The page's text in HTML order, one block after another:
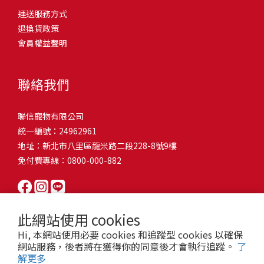
此網站使用 cookies
Hi, 本網站使用必要 cookies 和追蹤型 cookies 以確保
網站服務，後者將在獲得你的同意後才會執行追蹤。 了
解更多
和獨立能力。 幼犬訓練常見問題Q1: 幾個月大的幼犬最適合開始訓
練？A: 訓練可從幼犬到家首日開始（約8-10週大）。3-16週是社會
化黃金期，每次訓練控制在5-10分鐘內。Q2: 幼犬如廁訓練需要多久
屬啃咬玩具作替代品，發現不當啃咬時堅定說「不」，並引導至適
尿尿？A: 建立固定如廁時間表，成功時立即獎勵。限制活動範圍並
密切監督。意外發生時不責罵，使用專用除臭劑徹底清理。Q5: 幼犬
一直吠叫怎麼辦？A: 找出原因（尋求注意力、警戒、焦慮）。訓練
「安靜」指令，停止吠叫時獎勵。避免對吠叫作出反應，確保充分
向獎勵比懲罰更有效且健康。懲罰可能導致恐懼或攻擊行為，破壞
狗狗怎麼辦？A: 循序漸進社交化，從友善成犬開始。不強迫互動，
正面經驗後給予獎勵。考慮參加專業幼犬社交課程。Q8: 幼犬分離焦
慮要如何處理？A: 練習短暫分離，逐漸延長。離開和返家時保持低
調。提供能分散注意力的玩具，建立可預測的離家儀式。每隻幼犬
熱，水分流失快，腸道可能變得敏感，導致糞便變軟或拉稀。如果
換季時沒有適當調整環境，貓咪的腸胃就可能跟著「鬧脾氣」。冬
天注意保暖，提供暖墊、厚毯，避免冷風直吹。夏天補充水分，可
像是開冷氣又突然關掉，容易讓貓咪腸胃受影響。重點提醒：換季
時，記得關心貓咪的腸胃狀況，適當調整環境，幫助毛孩適應！ 貓
有血絲、異味特別重，那就要小心可能是 寄生蟲感染（如蛔蟲、鈎
蟲、球蟲）或腸胃炎、腸道疾病。這類情況會影響營養吸收，長期
下來甚至可能造成貓咪消瘦、免疫力下降。定期驅蟲（幼貓建議每
月一次，成貓每 3~6 個月一次）。觀察貓咪精神狀態，如果還伴隨
嘔吐、食慾下降，務必儘早就醫。重點提醒：如果貓咪拉肚子超過 2
天，或糞便異常，應立即帶去獸醫院檢查！ 貓咪拉肚子原因5. 情緒
壓力影響腸胃壓力不只影響人類，也會影響貓咪的腸胃！過度緊
張、焦慮、驚嚇（如煙火聲、大聲喧嘩），都可能讓貓咪拉肚子。
尤其是個性敏感的貓咪，對變化的適應力比較低，壓力一大，腸胃
就先「罷工」。減少壓力來源，盡量讓貓咪的作息固定。給貓咪陪
活中輕鬆改善看到滿屋子的貓毛是不是很抓狂？別擔心！其實只要
透過一些簡單的日常照護方式，就能有效減少貓咪掉毛情況。從梳
毛、洗澡到增加互動和營養調整，這些小撇步不僅能幫助貓咪維持
行動吧！ 預防貓掉毛方法1：勤勞梳毛養貓必備神器就是各種梳子
啦！勤勞梳毛是最直接有效的掉毛控制方法。定期梳理可以幫貓咪
髮打結和皮膚問題。建議週期：短毛貓每週梳1-2次，長毛貓則建議
2-3天梳一次。挑選合適的梳具也很重要，可以準備橡膠刷、鬃毛刷
或專用脫毛梳，依照毛質選擇。記得將梳毛變成愉快的日常儀式，
不僅能增加你們的互動時間，也讓貓咪享受被梳理的舒適感！預防
貓掉毛方法2：定期洗澡「貓咪會自己清潔，不需要洗澡」這個想法
其實不完全正確哦！適當的洗澡能幫助貓咪清除死毛和皮屑，減少
澡頻率不宜過高，一般室內貓咪1-3個月洗一次就足夠，過度洗澡反
而會造成皮膚乾燥。選擇專為貓咪設計的溫和洗毛精，洗後一定要
完全吹乾，避免濕毛造成皮膚問題。如果貓咪特別害怕洗澡，可以
的紙箱。建議一開始可以購買單價較低的入門款，觀察一下貓咪的
使用狀況，再考慮購買「豪宅」！ 項目費用用品貓碗$300貓窩
$500貓跳台$1,500貓砂盆$500貓抓板$300外出籠$1,000一次性養貓
咪是非常需要安全感的動物，可以準備一個專屬他的「寶座」，當
花費3：貓跳台貓咪雖然不需要外出進行放電，但在家中還是需要擺
放高度適合的貓跳台提供貓咪玩耍，貓跳台與貓窩相同，能給予貓
咪對於環境的安全感。一次性養貓用品相關花費4：貓砂盆貓咪排泄
用品，可選擇合適貓咪體型大小，不宜過小。一次性養貓用品相關
想，需要準備一個能夠讓牠們放肆磨爪的貓抓板。一次性養貓用品
時，外出籠就非常重要，平常也可以適度讓貓咪適應外出籠，避免
緊急情況時，貓咪過度抗拒。總結來說貓咪在健康及用品的一次性
費用大約落在 $ 7900~ $ 11600不等。雖說金額看起來不少，但以上
運送服務方式
退換貨政策
會員權益聲明
聯絡我們
聯信寵物有限公司
統一編號：24962961
地址：新北市八里區龍米路二段228-8號9樓
免付費專線：0800-000-882